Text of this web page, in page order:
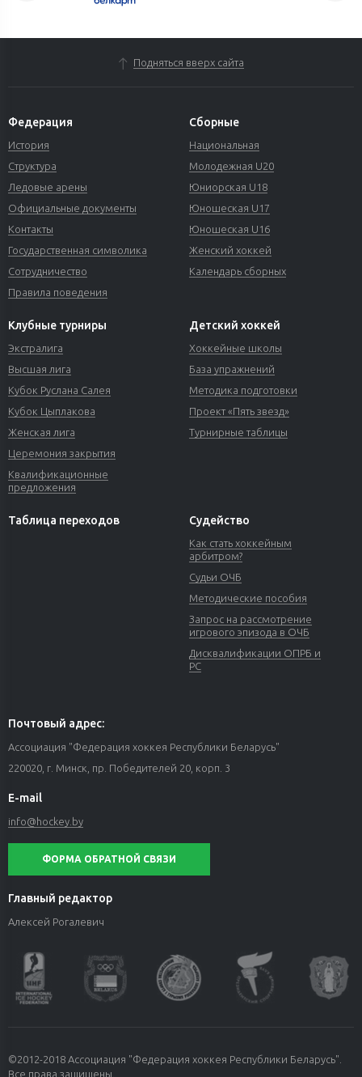
Подняться вверх сайта
Федерация
История
Структура
Ледовые арены
Официальные документы
Контакты
Государственная символика
Сотрудничество
Правила поведения
Сборные
Национальная
Молодежная U20
Юниорская U18
Юношеская U17
Юношеская U16
Женский хоккей
Календарь сборных
Клубные турниры
Экстралига
Высшая лига
Кубок Руслана Салея
Кубок Цыплакова
Женская лига
Церемония закрытия
Квалификационные
предложения
Детский хоккей
Хоккейные школы
База упражнений
Методика подготовки
Проект «Пять звезд»
Турнирные таблицы
Таблица переходов Судейство
Как стать хоккейным
арбитром?
Судьи ОЧБ
Методические пособия
Запрос на рассмотрение
игрового эпизода в ОЧБ
Дисквалификации ОПРБ и
РС
Почтовый адрес:
Ассоциация "Федерация хоккея Республики Беларусь"
220020, г. Минск, пр. Победителей 20, корп. 3
E-mail
info@hockey.by
ФОРМА ОБРАТНОЙ СВЯЗИ
Главный редактор
Алексей Рогалевич
©2012-2018 Ассоциация "Федерация хоккея Республики Беларусь".
Все права защищены.